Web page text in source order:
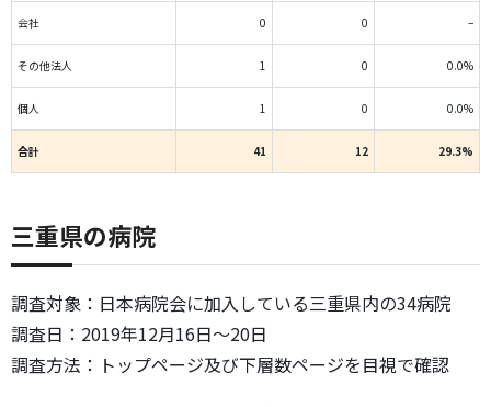
会社 0 0 –
その他法人 1 0 0.0%
個人 1 0 0.0%
合計 41 12 29.3%
三重県の病院
調査対象：日本病院会に加入している三重県内の34病院
調査日：2019年12月16日～20日
調査方法：トップページ及び下層数ページを目視で確認